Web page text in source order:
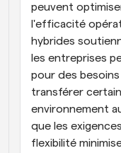
peuvent
l'efficacité
hybrides
les entreprises
pour des
transférer
environnement
que les
flexibilité